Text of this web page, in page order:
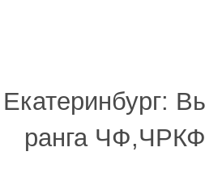
Екатеринбург:
ранга